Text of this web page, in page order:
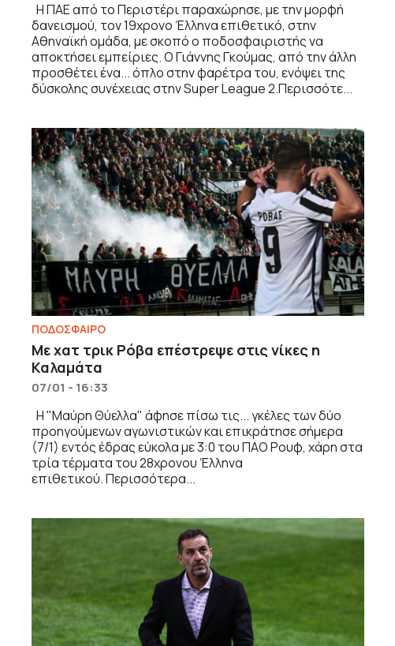
Η ΠΑΕ από το Περιστέρι παραχώρησε, με την μορφή
δανεισμού, τον 19χρονο Έλληνα επιθετικό, στην
Αθηναϊκή ομάδα, με σκοπό ο ποδοσφαιριστής να
αποκτήσει εμπείριες. Ο Γιάννης Γκούμας, από την άλλη
προσθέτει ένα... όπλο στην φαρέτρα του, ενόψει της
δύσκολης συνέχειας στην Super League 2.Περισσότε...
ΠΟΔΟΣΦΑΙΡΟ
Με χατ τρικ Ρόβα επέστρεψε στις νίκες η
Καλαμάτα
07/01 - 16:33
Η "Μαύρη Θύελλα" άφησε πίσω τις... γκέλες των δύο
προηγούμενων αγωνιστικών και επικράτησε σήμερα
(7/1) εντός έδρας εύκολα με 3:0 του ΠΑΟ Ρουφ, χάρη στα
τρία τέρματα του 28χρονου Έλληνα
επιθετικού. Περισσότερα...